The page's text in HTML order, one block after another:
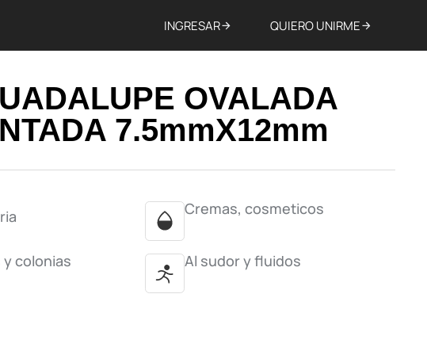
INGRESAR QUIERO UNIRME
OVALADA
7.5mmX12mm
Cremas, cosmeticos
colonias Al sudor y fluidos